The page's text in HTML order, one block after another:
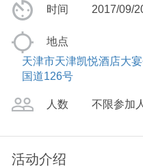
时间 2017/09/
地点
天津市天津凯悦酒店大
国道126号
人数 不限参加
活动介绍